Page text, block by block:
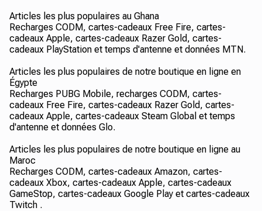
Articles les plus populaires au Ghana
Recharges CODM, cartes-cadeaux Free Fire, cartes-
cadeaux Apple, cartes-cadeaux Razer Gold, cartes-
cadeaux PlayStation et temps d'antenne et données MTN.
Articles les plus populaires de notre boutique en ligne en
Égypte
Recharges PUBG Mobile, recharges CODM, cartes-
cadeaux Free Fire, cartes-cadeaux Razer Gold, cartes-
cadeaux Apple, cartes-cadeaux Steam Global et temps
d'antenne et données Glo.
Articles les plus populaires de notre boutique en ligne au
Maroc
Recharges CODM, cartes-cadeaux Amazon, cartes-
cadeaux Xbox, cartes-cadeaux Apple, cartes-cadeaux
GameStop, cartes-cadeaux Google Play et cartes-cadeaux
Twitch .